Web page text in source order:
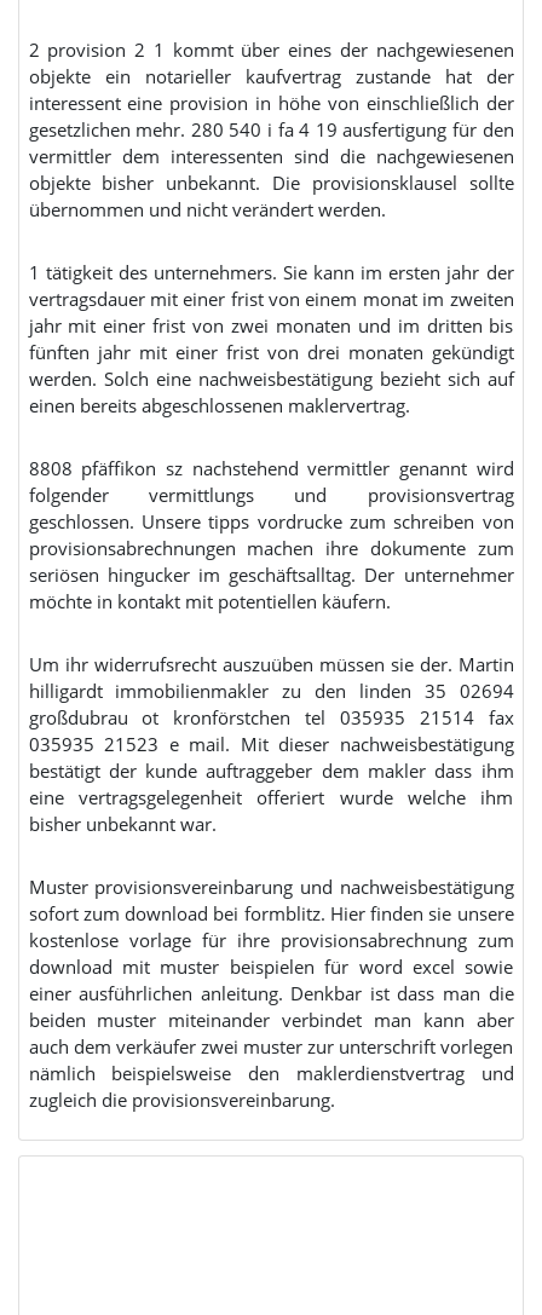
2 provision 2 1 kommt über eines der nachgewiesenen
objekte ein notarieller kaufvertrag zustande hat der
interessent eine provision in höhe von einschließlich der
gesetzlichen mehr. 280 540 i fa 4 19 ausfertigung für den
vermittler dem interessenten sind die nachgewiesenen
objekte bisher unbekannt. Die provisionsklausel sollte
übernommen und nicht verändert werden.
1 tätigkeit des unternehmers. Sie kann im ersten jahr der
vertragsdauer mit einer frist von einem monat im zweiten
jahr mit einer frist von zwei monaten und im dritten bis
fünften jahr mit einer frist von drei monaten gekündigt
werden. Solch eine nachweisbestätigung bezieht sich auf
einen bereits abgeschlossenen maklervertrag.
8808 pfäffikon sz nachstehend vermittler genannt wird
folgender vermittlungs und provisionsvertrag
geschlossen. Unsere tipps vordrucke zum schreiben von
provisionsabrechnungen machen ihre dokumente zum
seriösen hingucker im geschäftsalltag. Der unternehmer
möchte in kontakt mit potentiellen käufern.
Um ihr widerrufsrecht auszuüben müssen sie der. Martin
hilligardt immobilienmakler zu den linden 35 02694
großdubrau ot kronförstchen tel 035935 21514 fax
035935 21523 e mail. Mit dieser nachweisbestätigung
bestätigt der kunde auftraggeber dem makler dass ihm
eine vertragsgelegenheit offeriert wurde welche ihm
bisher unbekannt war.
Muster provisionsvereinbarung und nachweisbestätigung
sofort zum download bei formblitz. Hier finden sie unsere
kostenlose vorlage für ihre provisionsabrechnung zum
download mit muster beispielen für word excel sowie
einer ausführlichen anleitung. Denkbar ist dass man die
beiden muster miteinander verbindet man kann aber
auch dem verkäufer zwei muster zur unterschrift vorlegen
nämlich beispielsweise den maklerdienstvertrag und
zugleich die provisionsvereinbarung.